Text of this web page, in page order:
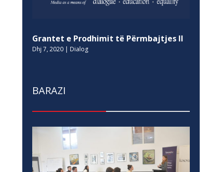
Grantet e Prodhimit të Përmbajtjes II
Dhj 7, 2020| Dialog
BARAZI